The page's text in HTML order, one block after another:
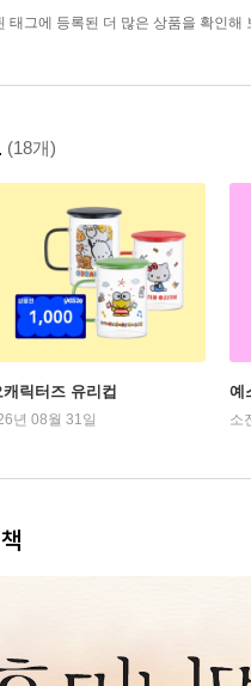
태그에 등록된 더 많은 상품을 확인해
(18개)
릭터즈 유리컵
년 08월 31일
예
소